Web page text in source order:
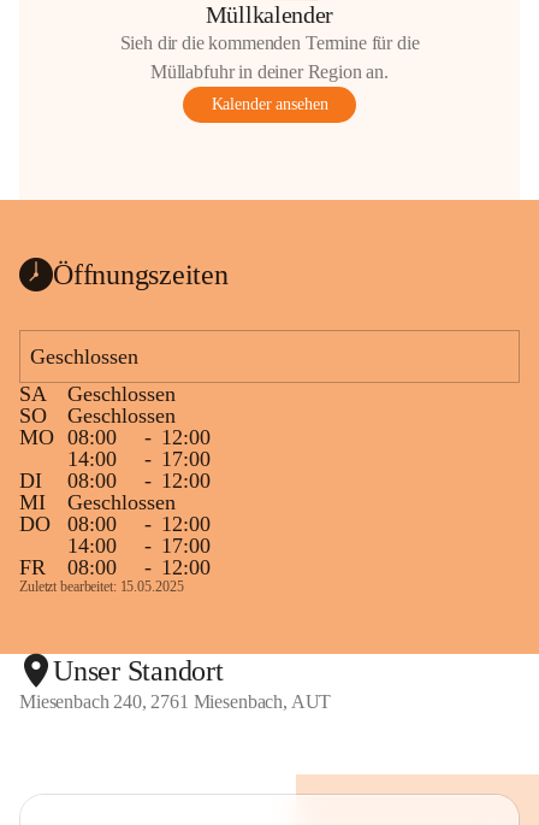
Müllkalender
Sieh dir die kommenden Termine für die
Müllabfuhr in deiner Region an.
Kalender ansehen
Öffnungszeiten
Geschlossen
SA
Geschlossen
SO
Geschlossen
MO 08:00 - 12:00
14:00
- 17:00
DI
08:00 - 12:00
MI
Geschlossen
DO
08:00 - 12:00
14:00
- 17:00
FR
08:00 - 12:00
Zuletzt bearbeitet: 15.05.2025
Unser Standort
Miesenbach 240, 2761 Miesenbach, AUT